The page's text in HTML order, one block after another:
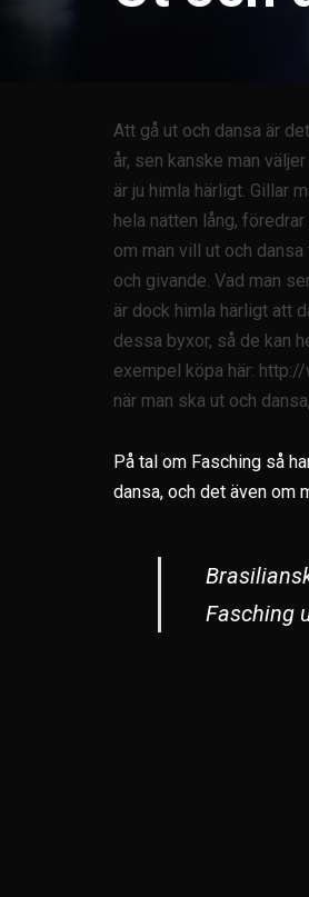
Att gå ut och dansa är
år, sen kanske man
är ju himla härligt. Gillar
hela natten lång,
om man vill ut och
och givande. Vad man
är dock himla härligt att
dessa byxor, så de kan
exempel köpa här:
när man ska ut och
På tal om Fasching så
dansa, och det även om
Fasching